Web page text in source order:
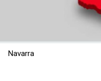
Navarra